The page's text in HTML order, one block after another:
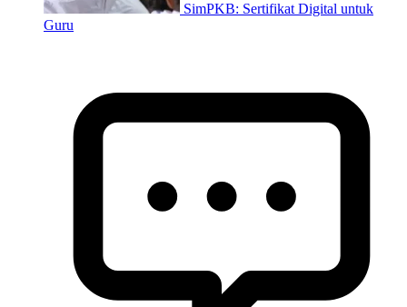
SimPKB: Sertifikat Digital untuk
Guru